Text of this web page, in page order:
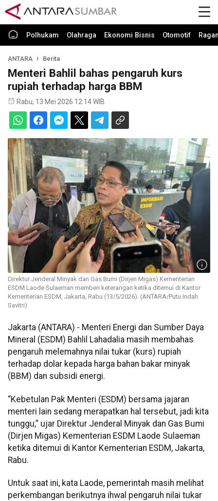
Polhukam Olahraga Ekonomi Bisnis Otomotif
ANTARA Berita
Menteri Bahlil bahas pengaruh kurs
rupiah terhadap harga BBM
Rabu, 13 Mei 2026 12:14 WIB
Direktur Jenderal Minyak dan Gas Bumi (Dirjen Migas) Kementerian
ESDM Laode Sulaeman memberi keterangan ketika ditemui di Kantor
Kementerian ESDM, Jakarta, Rabu (13/5/2026). (ANTARA/Putu Indah
Savitri)
Jakarta (ANTARA) - Menteri Energi dan Sumber Daya
Mineral (ESDM) Bahlil Lahadalia masih membahas
pengaruh melemahnya nilai tukar (kurs) rupiah
terhadap dolar kepada harga bahan bakar minyak
(BBM) dan subsidi energi.
“Kebetulan Pak Menteri (ESDM) bersama jajaran
menteri lain sedang merapatkan hal tersebut, jadi kita
tunggu,” ujar Direktur Jenderal Minyak dan Gas Bumi
(Dirjen Migas) Kementerian ESDM Laode Sulaeman
ketika ditemui di Kantor Kementerian ESDM, Jakarta,
Rabu.
Untuk saat ini, kata Laode, pemerintah masih melihat
perkembangan berikutnya ihwal pengaruh nilai tukar